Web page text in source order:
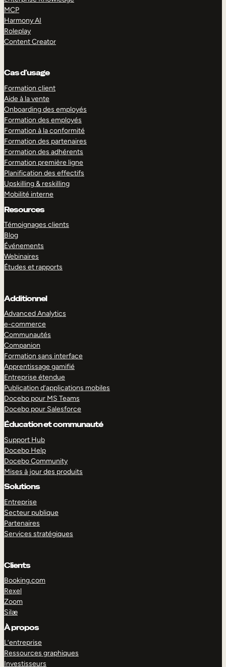
MCP
Harmony AI
Roleplay
Content Creator
Cas d’usage
Formation client
Aide à la vente
Onboarding des employés
Formation des employés
Formation à la conformité
Formation des partenaires
Formation des adhérents
Formation première ligne
Planification des effectifs
Upskilling & reskilling
Mobilité interne
Resources
Témoignages clients
Blog
Événements
Webinaires
Études et rapports
Additionnel
Advanced Analytics
e-commerce
Communautés
Companion
Formation sans interface
Apprentissage gamifié
Entreprise étendue
Publication d’applications mobiles
Docebo pour MS Teams
Docebo pour Salesforce
Éducation et communauté
Support Hub
Docebo Help
Docebo Community
Mises à jour des produits
Solutions
Entreprise
Secteur publique
Partenaires
Services stratégiques
Clients
Booking.com
Rexel
Zoom
Silæ
À propos
L’entreprise
Ressources graphiques
Investisseurs